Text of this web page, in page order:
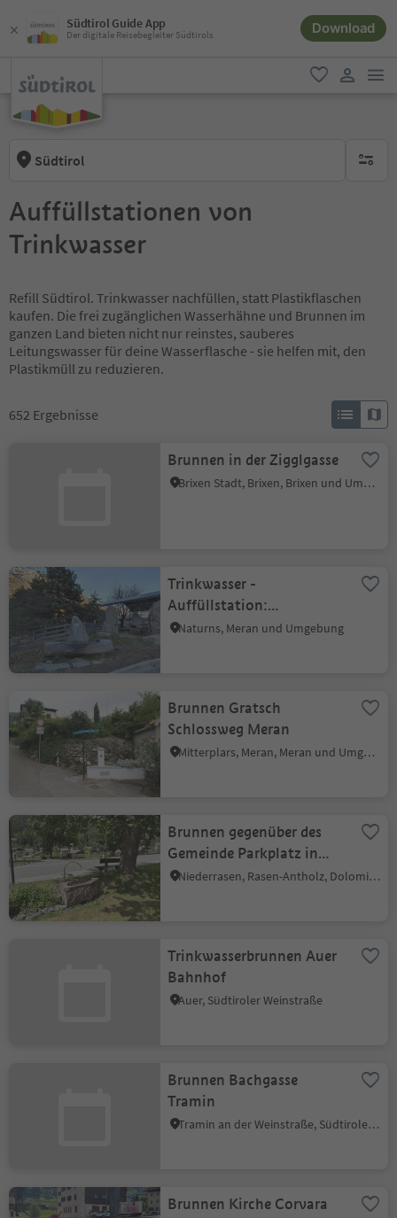
Südtirol Guide App
Der digitale Reisebegleiter Südtirols Download
favorit
Südtirol keine
Auffüllstationen von
Trinkwasser
Refill Südtirol. Trinkwasser nachfüllen, statt Plastikflaschen
kaufen. Die frei zugänglichen Wasserhähne und Brunnen im
ganzen Land bieten nicht nur reinstes, sauberes
Leitungswasser für deine Wasserflasche - sie helfen mit, den
Plastikmüll zu reduzieren.
652 Ergebnisse
Brunnen in der Zigglgasse
Brixen Stadt, Brixen, Brixen und Umgebung
Trinkwasser -
Auffüllstation:
Winterbrücke Naturns
Naturns, Meran und Umgebung
Brunnen Gratsch
Schlossweg Meran
Mitterplars, Meran, Meran und Umgebung
Brunnen gegenüber des
Gemeinde Parkplatz in
Niederrasen
Niederrasen, Rasen-Antholz, Dolomitenregion Kronplatz
Trinkwasserbrunnen Auer
Bahnhof
Auer, Südtiroler Weinstraße
Brunnen Bachgasse
Tramin
Tramin an der Weinstraße, Südtiroler Weinstraße
Brunnen Kirche Corvara